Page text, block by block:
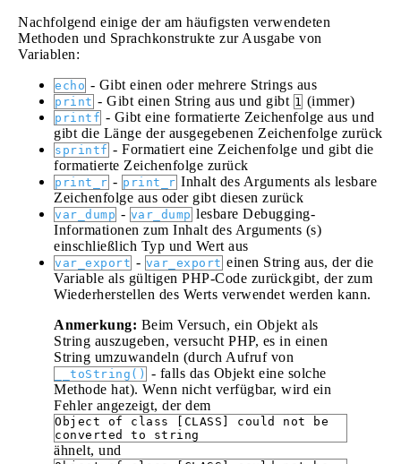
Nachfolgend einige der am häufigsten verwendeten
Methoden und Sprachkonstrukte zur Ausgabe von
Variablen:
echo - Gibt einen oder mehrere Strings aus
print - Gibt einen String aus und gibt 1 (immer)
printf - Gibt eine formatierte Zeichenfolge aus und
gibt die Länge der ausgegebenen Zeichenfolge zurück
sprintf - Formatiert eine Zeichenfolge und gibt die
formatierte Zeichenfolge zurück
print_r - print_r Inhalt des Arguments als lesbare
Zeichenfolge aus oder gibt diesen zurück
var_dump - var_dump lesbare Debugging-
Informationen zum Inhalt des Arguments (s)
einschließlich Typ und Wert aus
var_export - var_export einen String aus, der die
Variable als gültigen PHP-Code zurückgibt, der zum
Wiederherstellen des Werts verwendet werden kann.
Anmerkung: Beim Versuch, ein Objekt als
String auszugeben, versucht PHP, es in einen
String umzuwandeln (durch Aufruf von
__toString() - falls das Objekt eine solche
Methode hat). Wenn nicht verfügbar, wird ein
Fehler angezeigt, der dem
Object of class [CLASS] could not be
converted to string
ähnelt, und